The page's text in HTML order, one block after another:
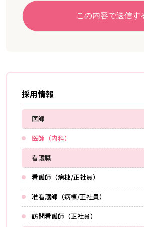
採用情報
医師
医師（内科）
看護職
看護師（病棟/正社員）
准看護師（病棟/正社員）
訪問看護師（正社員）